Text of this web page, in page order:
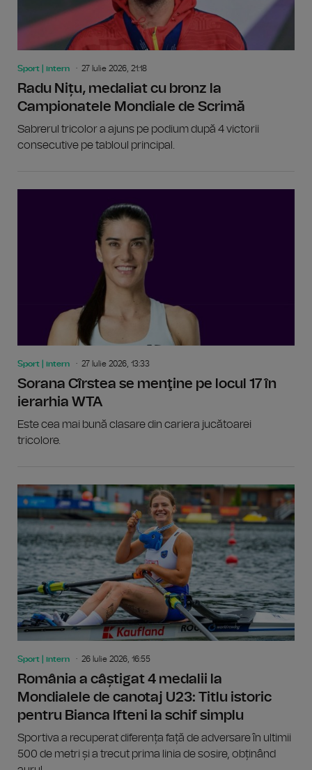
Sport | intern 27 Iulie 2026, 21:18
Radu Nițu, medaliat cu bronz la
Campionatele Mondiale de Scrimă
Sabrerul tricolor a ajuns pe podium după 4 victorii
consecutive pe tabloul principal.
Sport | intern 27 Iulie 2026, 13:33
Sorana Cîrstea se menţine pe locul 17 în
ierarhia WTA
Este cea mai bună clasare din cariera jucătoarei
tricolore.
Sport | intern 26 Iulie 2026, 16:55
România a câștigat 4 medalii la
Mondialele de canotaj U23: Titlu istoric
pentru Bianca Ifteni la schif simplu
Sportiva a recuperat diferența față de adversare în ultimii
500 de metri și a trecut prima linia de sosire, obținând